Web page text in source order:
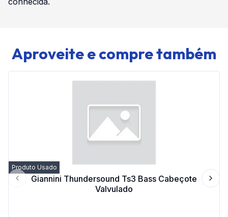
Aproveite e compre também
Produto Usado
Giannini Thundersound Ts3 Bass Cabeçote
Valvulado
Previous slide